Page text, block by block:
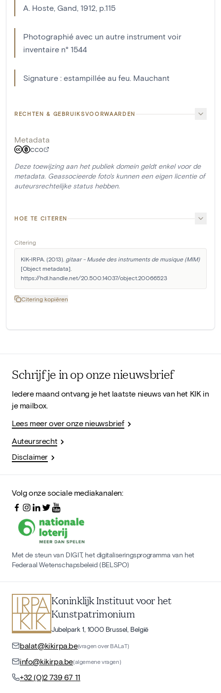
A. Hoste, Gand, 1912, p.115
Photographié avec un autre instrument voir
inventaire n° 1544
Signature : estampillée au feu. Mauchant
RECHTEN & GEBRUIKSVOORWAARDEN
Metadata
CC0
Deze toewijzing aan het publiek domein geldt enkel voor de
metadata. Geassocieerde foto's kunnen een eigen licentie of
auteursrechtelijke status hebben.
HOE TE CITEREN
Citering
KIK-IRPA. (2013). gitaar - Musée des instruments de musique (MIM)
[Object metadata].
https://hdl.handle.net/20.500.14037/object.20066523
Citering kopiëren
Schrijf je in op onze nieuwsbrief
Iedere maand ontvang je het laatste nieuws van het KIK in
je mailbox.
Lees meer over onze nieuwsbrief
Auteursrecht
Disclaimer
Volg onze sociale mediakanalen:
Met de steun van DIGIT, het digitaliseringsprogramma van het
Federaal Wetenschapsbeleid (BELSPO)
Koninklijk Instituut voor het
Kunstpatrimonium
Jubelpark 1, 1000 Brussel, België
balat@kikirpa.be(vragen over BALaT)
info@kikirpa.be(algemene vragen)
+32 (0)2 739 67 11